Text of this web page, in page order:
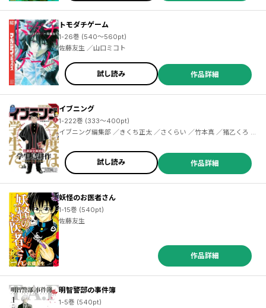
トモダチゲーム
1-26巻 (540～560pt)
佐藤友生 ／山口ミコト
試し読み 作品詳細
イブニング
1-222巻 (333～400pt)
イブニング編集部 ／きくち正太 ／さくらい ／竹本真 ／猪乙くろ ／真船一雄 ／大間九郎 ／忠見周 ／小林銅蟲 ／菜央こりん ／平本アキラ ／天樹征丸 ／さとうふみや ／となりける ／『四月一日さん家の』製作委員会 ／吉田基已 ／みずしな孝之 ／水城せとな ／森恒二 ／出端祐大 ／恵本裕子 ／小林まこと ／矢口高雄 ／立沢克美 ／小堀真 ／冬目景 ／小林賢太郎 ／朱戸アオ ／ウラモトユウコ ／三原すばる ／福満しげゆき ／原田繭 ／とりのなん子 ／木城ゆきと ／柴田ヨクサル ／奥浩哉 ／弘兼憲史 ／日本橋ヨヲコ ／木内亨 ／百田尚樹
試し読み 作品詳細
妖怪のお医者さん
1-15巻 (540pt)
佐藤友生
作品詳細
明智警部の事件簿
1-5巻 (540pt)